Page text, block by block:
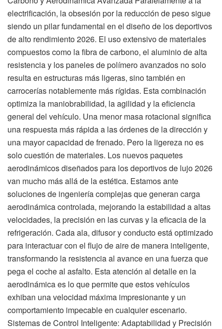
electrificación, la obsesión por la reducción de peso sigue
siendo un pilar fundamental en el diseño de los deportivos
de alto rendimiento 2026. El uso extensivo de materiales
compuestos como la fibra de carbono, el aluminio de alta
resistencia y los paneles de polímero avanzados no solo
resulta en estructuras más ligeras, sino también en
carrocerías notablemente más rígidas. Esta combinación
optimiza la maniobrabilidad, la agilidad y la eficiencia
general del vehículo. Una menor masa rotacional significa
una respuesta más rápida a las órdenes de la dirección y
una mayor capacidad de frenado. Pero la ligereza no es
solo cuestión de materiales. Los nuevos paquetes
aerodinámicos diseñados para los deportivos de lujo 2026
van mucho más allá de la estética. Estamos ante
soluciones de ingeniería complejas que generan carga
aerodinámica controlada, mejorando la estabilidad a altas
velocidades, la precisión en las curvas y la eficacia de la
refrigeración. Cada ala, difusor y conducto está optimizado
para interactuar con el flujo de aire de manera inteligente,
transformando la resistencia al avance en una fuerza que
pega el coche al asfalto. Esta atención al detalle en la
aerodinámica es lo que permite que estos vehículos
exhiban una velocidad máxima impresionante y un
comportamiento impecable en cualquier escenario.
Sistemas de Control Inteligente: Adaptabilidad y Precisión